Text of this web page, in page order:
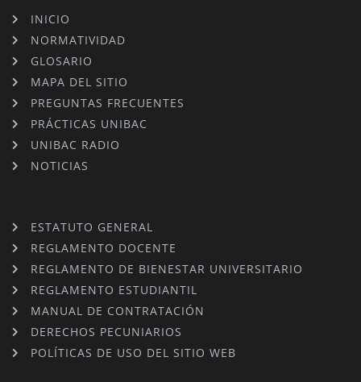
INICIO
NORMATIVIDAD
GLOSARIO
MAPA DEL SITIO
PREGUNTAS FRECUENTES
PRÁCTICAS UNIBAC
UNIBAC RADIO
NOTICIAS
ESTATUTO GENERAL
REGLAMENTO DOCENTE
REGLAMENTO DE BIENESTAR UNIVERSITARIO
REGLAMENTO ESTUDIANTIL
MANUAL DE CONTRATACIÓN
DERECHOS PECUNIARIOS
POLÍTICAS DE USO DEL SITIO WEB